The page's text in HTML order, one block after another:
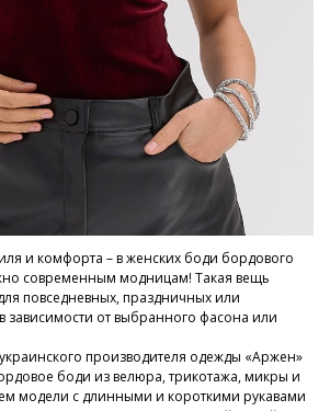
и комфорта – в женских боди бордового
современным модницам! Такая вещь
повседневных, праздничных или
зависимости от выбранного фасона или
производителя одежды «Аржен»
боди из велюра, трикотажа, микры и
модели с длинными и короткими рукавами